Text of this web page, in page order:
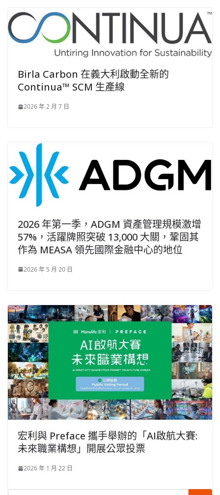
Birla Carbon 在義大利啟動全新的
Continua™ SCM 生產線
2026 年 2 月 7 日
2026 年第一季，ADGM 資產管理規模激增
57%，活躍牌照突破 13,000 大關，鞏固其
作為 MEASA 領先國際金融中心的地位
2026 年 5 月 20 日
宏利與 Preface 攜手舉辦的「AI啟航大賽:
未來職業構想」開展公眾投票
2026 年 1 月 22 日